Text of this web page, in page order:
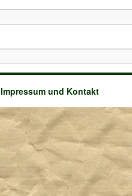
Impressum und Kontakt